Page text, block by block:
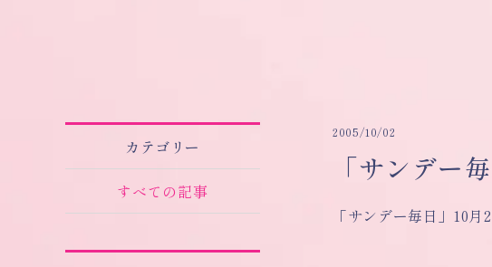
カテゴリー
すべての記事
2005/10/02
「サンデー
「サンデー毎日」10月